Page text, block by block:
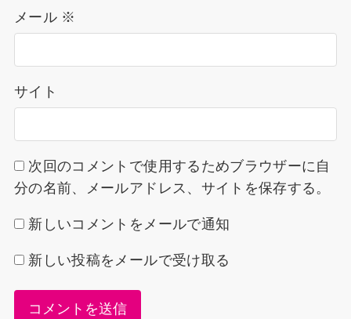
メール ※
サイト
次回のコメントで使用するためブラウザーに自
分の名前、メールアドレス、サイトを保存する。
新しいコメントをメールで通知
新しい投稿をメールで受け取る